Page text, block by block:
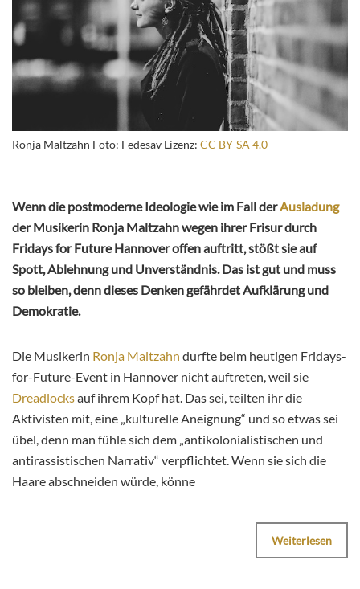
Ronja Maltzahn Foto: Fedesav Lizenz: CC BY-SA 4.0
Wenn die postmoderne Ideologie wie im Fall derAusladung
der Musikerin Ronja Maltzahn wegen ihrer Frisur durch
Fridays for Future Hannover offen auftritt, stößt sie auf
Spott, Ablehnung und Unverständnis. Das ist gut und muss
so bleiben, denn dieses Denken gefährdet Aufklärung und
Demokratie.
Die Musikerin Ronja Maltzahn durfte beim heutigen Fridays-
for-Future-Event in Hannover nicht auftreten, weil sie
Dreadlocksauf ihrem Kopf hat. Das sei, teilten ihr die
Aktivisten mit, eine „kulturelle Aneignung“ und so etwas sei
übel, denn man fühle sich dem „antikolonialistischen und
antirassistischen Narrativ“ verpflichtet. Wenn sie sich die
Haare abschneiden würde, könne
Weiterlesen